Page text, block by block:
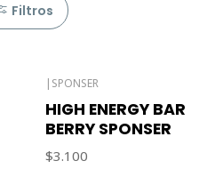
Filtros
| SPONSER
HIGH ENERGY BAR
BERRY SPONSER
$3.100